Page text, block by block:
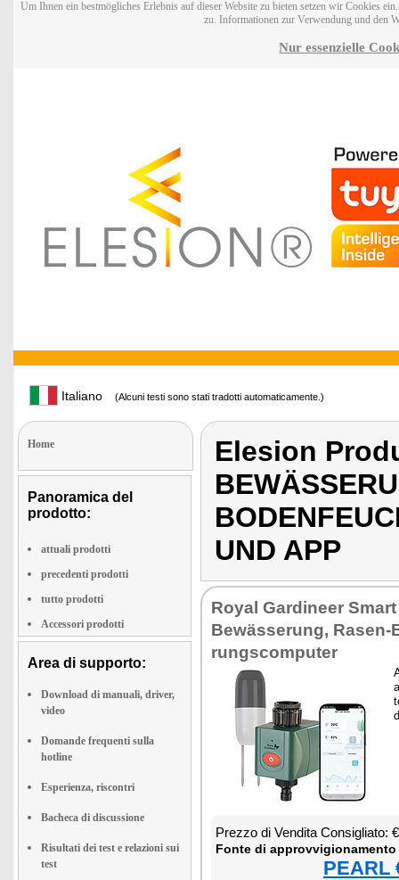
Um Ihnen ein bestmögliches Erlebnis auf dieser Website zu bieten setzen wir Cookies
zu. Informationen zur Verwendung und den
Nur essenzielle
Italiano (Alcuni testi sono stati tradotti automaticamente.)
Home
Panoramica del
prodotto:
attuali prodotti
precedenti prodotti
tutto prodotti
Accessori prodotti
Area di supporto:
Download di manuali, driver,
video
Domande frequenti sulla
hotline
Esperienza, riscontri
Bacheca di discussione
Risultati dei test e relazioni sui
test
Elesion
UND APP
Royal Gar­di­neer
Bewässe­rung,
rung­scom­pu­ter
Prez­zo di Ven­di­ta Con­si­glia­to:
Fon­te di
PEARL